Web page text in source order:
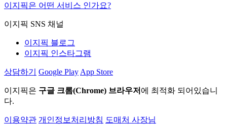
이지픽은 어떤 서비스 인가요?
이지픽 SNS 채널
이지픽 블로그
이지픽 인스타그램
상담하기 Google Play App Store
이지픽은 구글 크롬(Chrome) 브라우저 에 최적화 되어있습니
다.
이용약관 개인정보처리방침 도매처 사장님